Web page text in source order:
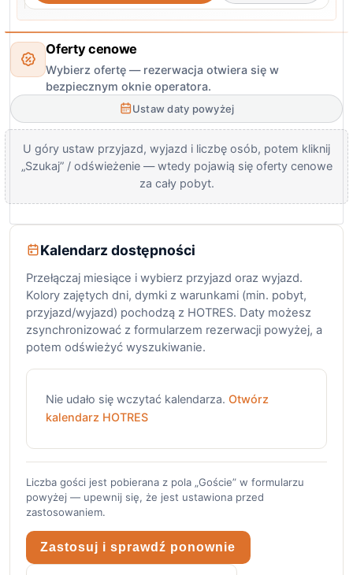
Oferty cenowe
Wybierz ofertę — rezerwacja otwiera się w
bezpiecznym oknie operatora.
Ustaw daty powyżej
U góry ustaw przyjazd, wyjazd i liczbę osób, potem kliknij
„Szukaj” / odświeżenie — wtedy pojawią się oferty cenowe
za cały pobyt.
Kalendarz dostępności
Przełączaj miesiące i wybierz przyjazd oraz wyjazd.
Kolory zajętych dni, dymki z warunkami (min. pobyt,
przyjazd/wyjazd) pochodzą z HOTRES. Daty możesz
zsynchronizować z formularzem rezerwacji powyżej, a
potem odświeżyć wyszukiwanie.
Nie udało się wczytać kalendarza. Otwórz
kalendarz HOTRES
Liczba gości jest pobierana z pola „Goście” w formularzu
powyżej — upewnij się, że jest ustawiona przed
zastosowaniem.
Zastosuj i sprawdź ponownie